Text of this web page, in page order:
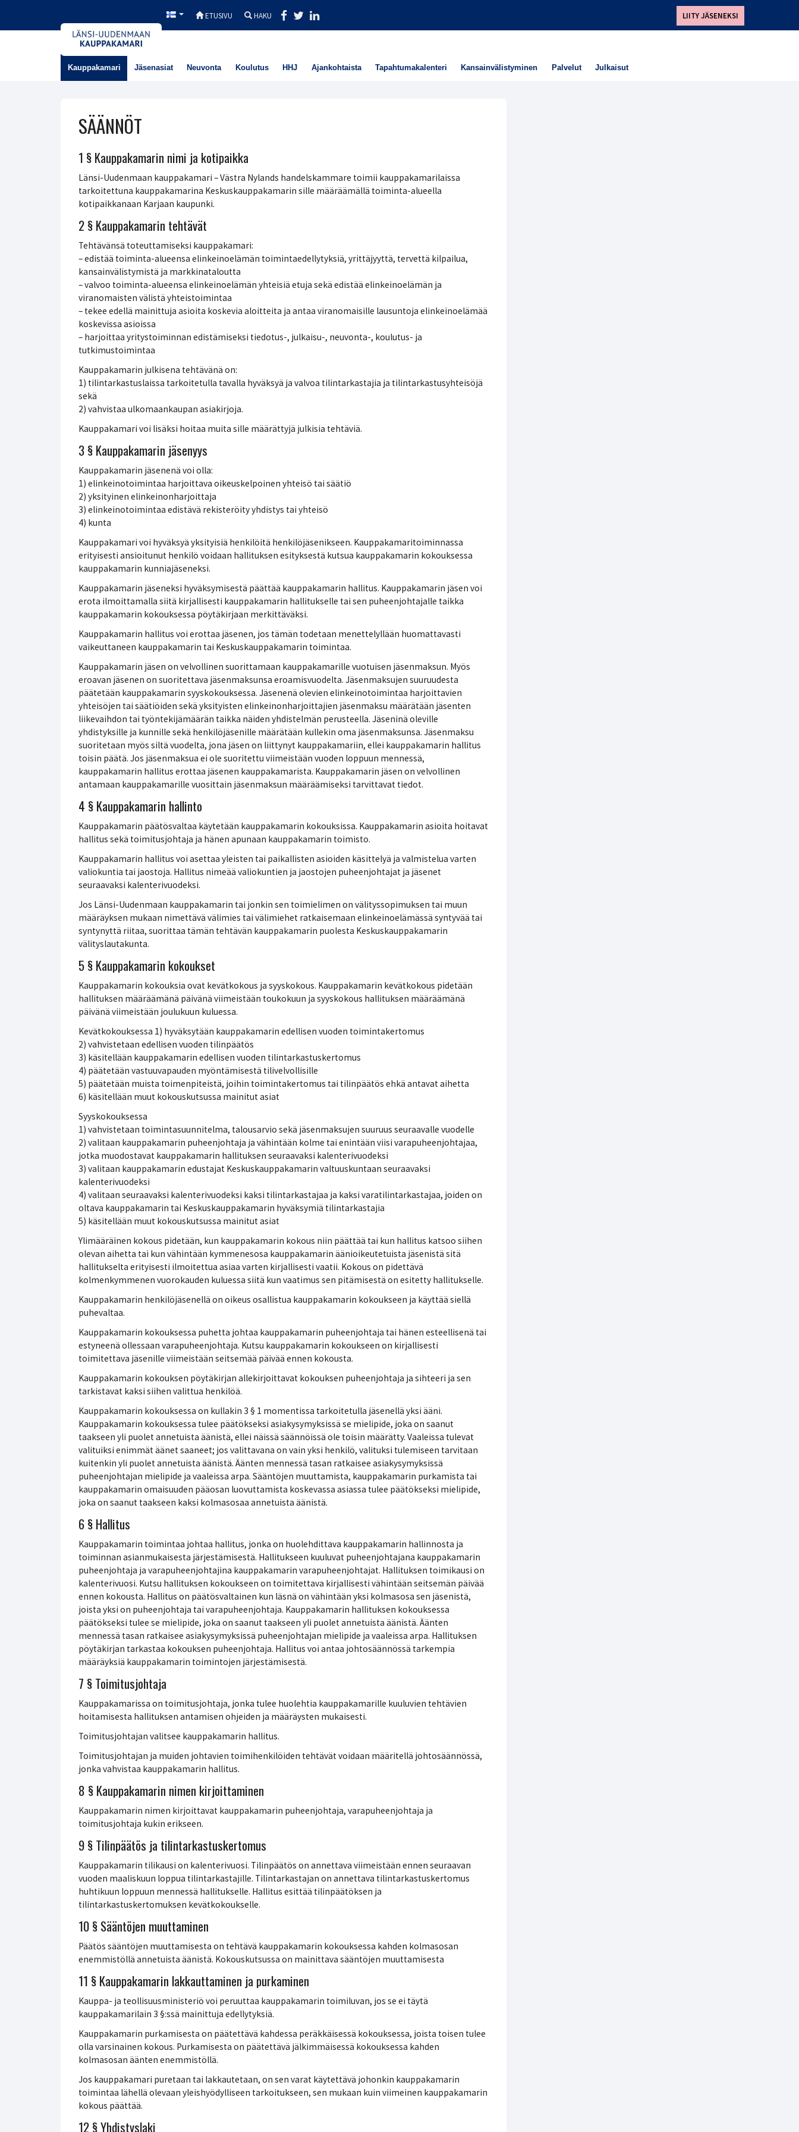
ETUSIVU HAKU LIITY JÄSENEKSI
Kauppakamari Jäsenasiat Neuvonta Koulutus HHJ Ajankohtaista Tapahtumakalenteri Kansainvälistyminen Palvelut Julkaisut
SÄÄNNÖT
1 § Kauppakamarin nimi ja kotipaikka
Länsi-Uudenmaan kauppakamari – Västra Nylands handelskammare toimii kauppakamarilaissa
tarkoitettuna kauppakamarina Keskuskauppakamarin sille määräämällä toiminta-alueella
kotipaikkanaan Karjaan kaupunki.
2 § Kauppakamarin tehtävät
Tehtävänsä toteuttamiseksi kauppakamari:
– edistää toiminta-alueensa elinkeinoelämän toimintaedellytyksiä, yrittäjyyttä, tervettä kilpailua,
kansainvälistymistä ja markkinataloutta
– valvoo toiminta-alueensa elinkeinoelämän yhteisiä etuja sekä edistää elinkeinoelämän ja
viranomaisten välistä yhteistoimintaa
– tekee edellä mainittuja asioita koskevia aloitteita ja antaa viranomaisille lausuntoja elinkeinoelämää
koskevissa asioissa
– harjoittaa yritystoiminnan edistämiseksi tiedotus-, julkaisu-, neuvonta-, koulutus- ja
tutkimustoimintaa
Kauppakamarin julkisena tehtävänä on:
1) tilintarkastuslaissa tarkoitetulla tavalla hyväksyä ja valvoa tilintarkastajia ja tilintarkastusyhteisöjä
sekä
2) vahvistaa ulkomaankaupan asiakirjoja.
Kauppakamari voi lisäksi hoitaa muita sille määrättyjä julkisia tehtäviä.
3 § Kauppakamarin jäsenyys
Kauppakamarin jäsenenä voi olla:
1) elinkeinotoimintaa harjoittava oikeuskelpoinen yhteisö tai säätiö
2) yksityinen elinkeinonharjoittaja
3) elinkeinotoimintaa edistävä rekisteröity yhdistys tai yhteisö
4) kunta
Kauppakamari voi hyväksyä yksityisiä henkilöitä henkilöjäsenikseen. Kauppakamaritoiminnassa
erityisesti ansioitunut henkilö voidaan hallituksen esityksestä kutsua kauppakamarin kokouksessa
kauppakamarin kunniajäseneksi.
Kauppakamarin jäseneksi hyväksymisestä päättää kauppakamarin hallitus. Kauppakamarin jäsen voi
erota ilmoittamalla siitä kirjallisesti kauppakamarin hallitukselle tai sen puheenjohtajalle taikka
kauppakamarin kokouksessa pöytäkirjaan merkittäväksi.
Kauppakamarin hallitus voi erottaa jäsenen, jos tämän todetaan menettelyllään huomattavasti
vaikeuttaneen kauppakamarin tai Keskuskauppakamarin toimintaa.
Kauppakamarin jäsen on velvollinen suorittamaan kauppakamarille vuotuisen jäsenmaksun. Myös
eroavan jäsenen on suoritettava jäsenmaksunsa eroamisvuodelta. Jäsenmaksujen suuruudesta
päätetään kauppakamarin syyskokouksessa. Jäsenenä olevien elinkeinotoimintaa harjoittavien
yhteisöjen tai säätiöiden sekä yksityisten elinkeinonharjoittajien jäsenmaksu määrätään jäsenten
liikevaihdon tai työntekijämäärän taikka näiden yhdistelmän perusteella. Jäseninä oleville
yhdistyksille ja kunnille sekä henkilöjäsenille määrätään kullekin oma jäsenmaksunsa. Jäsenmaksu
suoritetaan myös siltä vuodelta, jona jäsen on liittynyt kauppakamariin, ellei kauppakamarin hallitus
toisin päätä. Jos jäsenmaksua ei ole suoritettu viimeistään vuoden loppuun mennessä,
kauppakamarin hallitus erottaa jäsenen kauppakamarista. Kauppakamarin jäsen on velvollinen
antamaan kauppakamarille vuosittain jäsenmaksun määräämiseksi tarvittavat tiedot.
4 § Kauppakamarin hallinto
Kauppakamarin päätösvaltaa käytetään kauppakamarin kokouksissa. Kauppakamarin asioita hoitavat
hallitus sekä toimitusjohtaja ja hänen apunaan kauppakamarin toimisto.
Kauppakamarin hallitus voi asettaa yleisten tai paikallisten asioiden käsittelyä ja valmistelua varten
valiokuntia tai jaostoja. Hallitus nimeää valiokuntien ja jaostojen puheenjohtajat ja jäsenet
seuraavaksi kalenterivuodeksi.
Jos Länsi-Uudenmaan kauppakamarin tai jonkin sen toimielimen on välityssopimuksen tai muun
määräyksen mukaan nimettävä välimies tai välimiehet ratkaisemaan elinkeinoelämässä syntyvää tai
syntynyttä riitaa, suorittaa tämän tehtävän kauppakamarin puolesta Keskuskauppakamarin
välityslautakunta.
5 § Kauppakamarin kokoukset
Kauppakamarin kokouksia ovat kevätkokous ja syyskokous. Kauppakamarin kevätkokous pidetään
hallituksen määräämänä päivänä viimeistään toukokuun ja syyskokous hallituksen määräämänä
päivänä viimeistään joulukuun kuluessa.
Kevätkokouksessa 1) hyväksytään kauppakamarin edellisen vuoden toimintakertomus
2) vahvistetaan edellisen vuoden tilinpäätös
3) käsitellään kauppakamarin edellisen vuoden tilintarkastuskertomus
4) päätetään vastuuvapauden myöntämisestä tilivelvollisille
5) päätetään muista toimenpiteistä, joihin toimintakertomus tai tilinpäätös ehkä antavat aihetta
6) käsitellään muut kokouskutsussa mainitut asiat
Syyskokouksessa
1) vahvistetaan toimintasuunnitelma, talousarvio sekä jäsenmaksujen suuruus seuraavalle vuodelle
2) valitaan kauppakamarin puheenjohtaja ja vähintään kolme tai enintään viisi varapuheenjohtajaa,
jotka muodostavat kauppakamarin hallituksen seuraavaksi kalenterivuodeksi
3) valitaan kauppakamarin edustajat Keskuskauppakamarin valtuuskuntaan seuraavaksi
kalenterivuodeksi
4) valitaan seuraavaksi kalenterivuodeksi kaksi tilintarkastajaa ja kaksi varatilintarkastajaa, joiden on
oltava kauppakamarin tai Keskuskauppakamarin hyväksymiä tilintarkastajia
5) käsitellään muut kokouskutsussa mainitut asiat
Ylimääräinen kokous pidetään, kun kauppakamarin kokous niin päättää tai kun hallitus katsoo siihen
olevan aihetta tai kun vähintään kymmenesosa kauppakamarin äänioikeutetuista jäsenistä sitä
hallitukselta erityisesti ilmoitettua asiaa varten kirjallisesti vaatii. Kokous on pidettävä
kolmenkymmenen vuorokauden kuluessa siitä kun vaatimus sen pitämisestä on esitetty hallitukselle.
Kauppakamarin henkilöjäsenellä on oikeus osallistua kauppakamarin kokoukseen ja käyttää siellä
puhevaltaa.
Kauppakamarin kokouksessa puhetta johtaa kauppakamarin puheenjohtaja tai hänen esteellisenä tai
estyneenä ollessaan varapuheenjohtaja. Kutsu kauppakamarin kokoukseen on kirjallisesti
toimitettava jäsenille viimeistään seitsemää päivää ennen kokousta.
Kauppakamarin kokouksen pöytäkirjan allekirjoittavat kokouksen puheenjohtaja ja sihteeri ja sen
tarkistavat kaksi siihen valittua henkilöä.
Kauppakamarin kokouksessa on kullakin 3 § 1 momentissa tarkoitetulla jäsenellä yksi ääni.
Kauppakamarin kokouksessa tulee päätökseksi asiakysymyksissä se mielipide, joka on saanut
taakseen yli puolet annetuista äänistä, ellei näissä säännöissä ole toisin määrätty. Vaaleissa tulevat
valituiksi enimmät äänet saaneet; jos valittavana on vain yksi henkilö, valituksi tulemiseen tarvitaan
kuitenkin yli puolet annetuista äänistä. Äänten mennessä tasan ratkaisee asiakysymyksissä
puheenjohtajan mielipide ja vaaleissa arpa. Sääntöjen muuttamista, kauppakamarin purkamista tai
kauppakamarin omaisuuden pääosan luovuttamista koskevassa asiassa tulee päätökseksi mielipide,
joka on saanut taakseen kaksi kolmasosaa annetuista äänistä.
6 § Hallitus
Kauppakamarin toimintaa johtaa hallitus, jonka on huolehdittava kauppakamarin hallinnosta ja
toiminnan asianmukaisesta järjestämisestä. Hallitukseen kuuluvat puheenjohtajana kauppakamarin
puheenjohtaja ja varapuheenjohtajina kauppakamarin varapuheenjohtajat. Hallituksen toimikausi on
kalenterivuosi. Kutsu hallituksen kokoukseen on toimitettava kirjallisesti vähintään seitsemän päivää
ennen kokousta. Hallitus on päätösvaltainen kun läsnä on vähintään yksi kolmasosa sen jäsenistä,
joista yksi on puheenjohtaja tai varapuheenjohtaja. Kauppakamarin hallituksen kokouksessa
päätökseksi tulee se mielipide, joka on saanut taakseen yli puolet annetuista äänistä. Äänten
mennessä tasan ratkaisee asiakysymyksissä puheenjohtajan mielipide ja vaaleissa arpa. Hallituksen
pöytäkirjan tarkastaa kokouksen puheenjohtaja. Hallitus voi antaa johtosäännössä tarkempia
määräyksiä kauppakamarin toimintojen järjestämisestä.
7 § Toimitusjohtaja
Kauppakamarissa on toimitusjohtaja, jonka tulee huolehtia kauppakamarille kuuluvien tehtävien
hoitamisesta hallituksen antamisen ohjeiden ja määräysten mukaisesti.
Toimitusjohtajan valitsee kauppakamarin hallitus.
Toimitusjohtajan ja muiden johtavien toimihenkilöiden tehtävät voidaan määritellä johtosäännössä,
jonka vahvistaa kauppakamarin hallitus.
8 § Kauppakamarin nimen kirjoittaminen
Kauppakamarin nimen kirjoittavat kauppakamarin puheenjohtaja, varapuheenjohtaja ja
toimitusjohtaja kukin erikseen.
9 § Tilinpäätös ja tilintarkastuskertomus
Kauppakamarin tilikausi on kalenterivuosi. Tilinpäätös on annettava viimeistään ennen seuraavan
vuoden maaliskuun loppua tilintarkastajille. Tilintarkastajan on annettava tilintarkastuskertomus
huhtikuun loppuun mennessä hallitukselle. Hallitus esittää tilinpäätöksen ja
tilintarkastuskertomuksen kevätkokoukselle.
10 § Sääntöjen muuttaminen
Päätös sääntöjen muuttamisesta on tehtävä kauppakamarin kokouksessa kahden kolmasosan
enemmistöllä annetuista äänistä. Kokouskutsussa on mainittava sääntöjen muuttamisesta
11 § Kauppakamarin lakkauttaminen ja purkaminen
Kauppa- ja teollisuusministeriö voi peruuttaa kauppakamarin toimiluvan, jos se ei täytä
kauppakamarilain 3 §:ssä mainittuja edellytyksiä.
Kauppakamarin purkamisesta on päätettävä kahdessa peräkkäisessä kokouksessa, joista toisen tulee
olla varsinainen kokous. Purkamisesta on päätettävä jälkimmäisessä kokouksessa kahden
kolmasosan äänten enemmistöllä.
Jos kauppakamari puretaan tai lakkautetaan, on sen varat käytettävä johonkin kauppakamarin
toimintaa lähellä olevaan yleishyödylliseen tarkoitukseen, sen mukaan kuin viimeinen kauppakamarin
kokous päättää.
12 § Yhdistyslaki